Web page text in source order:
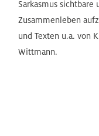
Sarkasmus
Zusammenleben
und Texten u.a. von
Wittmann.